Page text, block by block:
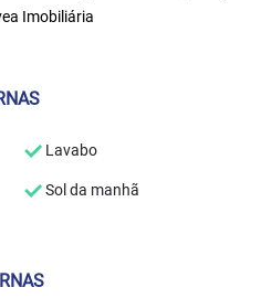
Imobiliária
Lavabo
Sol da manhã